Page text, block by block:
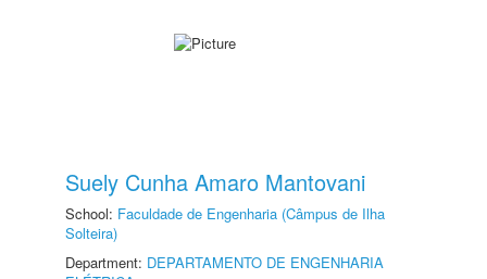
Suely Cunha Amaro Mantovani
School: Faculdade de Engenharia (Câmpus de Ilha
Solteira)
Department: DEPARTAMENTO DE ENGENHARIA